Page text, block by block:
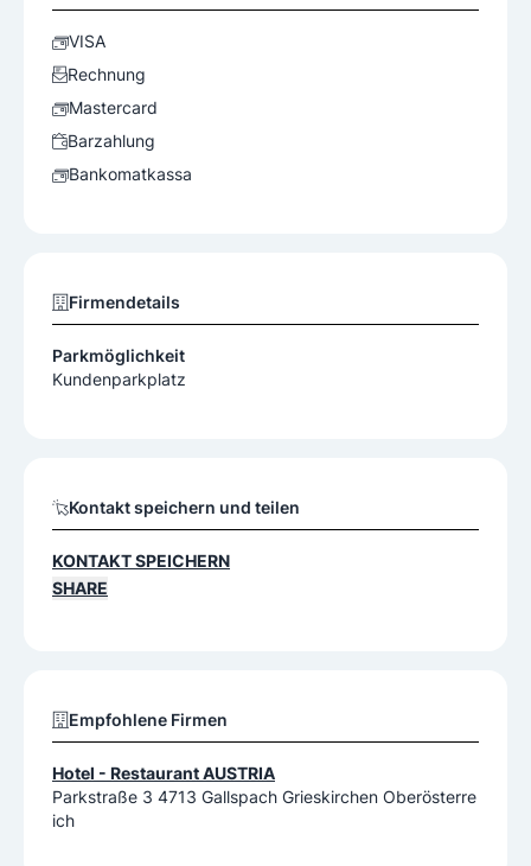
VISA
Rechnung
Mastercard
Barzahlung
Bankomatkassa
Firmendetails
Parkmöglichkeit
Kundenparkplatz
Kontakt speichern und teilen
KONTAKT SPEICHERN
SHARE
Empfohlene Firmen
Hotel - Restaurant AUSTRIA
Parkstraße 3 4713 Gallspach Grieskirchen Oberösterre
ich